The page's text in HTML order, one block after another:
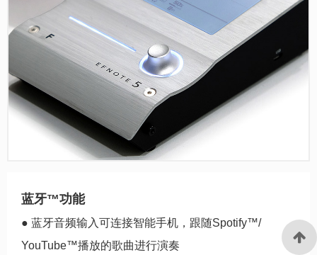
蓝牙™功能
● 蓝牙音频输入可连接智能手机，跟随Spotify™/
YouTube™播放的歌曲进行演奏